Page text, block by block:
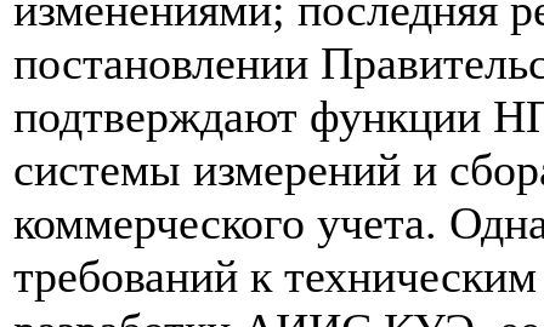
постановлении
подтверждают функции
системы измерений и
коммерческого учета.
требований к